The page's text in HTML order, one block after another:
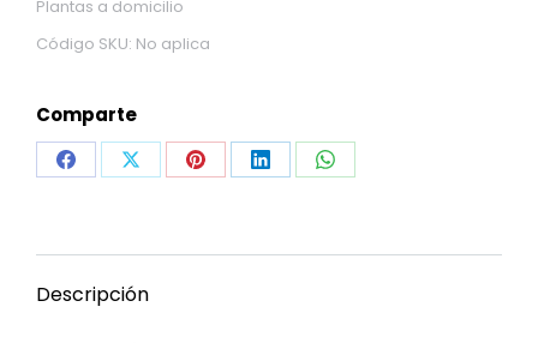
Plantas a domicilio
Código SKU: No aplica
Comparte
Share
Facebook
Share
X
Share
Pinterest
Share
LinkedIn
Share
WhatsApp
Descripción